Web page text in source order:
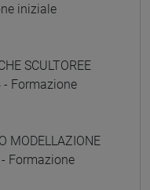
iniziale
SCULTOREE
- Formazione
MODELLAZIONE
- Formazione